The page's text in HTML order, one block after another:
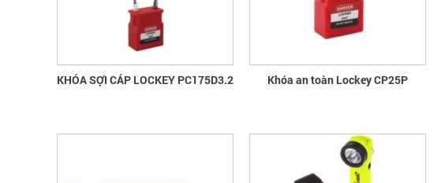
KHÓA SỢI CÁP LOCKEY PC175D3.2 Khóa an toàn Lockey CP25P